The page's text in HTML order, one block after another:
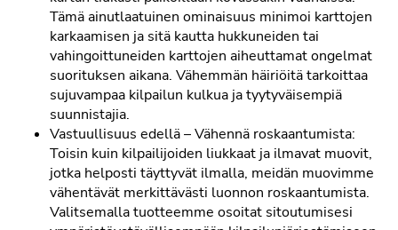
Tämä ainutlaatuinen ominaisuus minimoi karttojen
karkaamisen ja sitä kautta hukkuneiden tai
vahingoittuneiden karttojen aiheuttamat ongelmat
suorituksen aikana. Vähemmän häiriöitä tarkoittaa
sujuvampaa kilpailun kulkua ja tyytyväisempiä
suunnistajia.
Vastuullisuus edellä – Vähennä roskaantumista:
Toisin kuin kilpailijoiden liukkaat ja ilmavat muovit,
jotka helposti täyttyvät ilmalla, meidän muovimme
vähentävät merkittävästi luonnon roskaantumista.
Valitsemalla tuotteemme osoitat sitoutumisesi